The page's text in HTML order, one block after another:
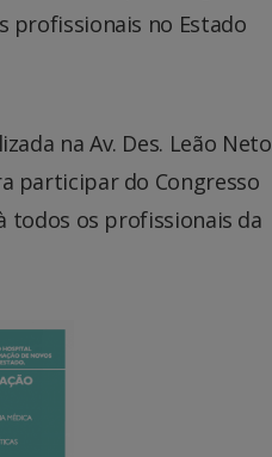
profissionais no Estado
na Av. Des. Leão Neto
participar do Congresso
todos os profissionais da